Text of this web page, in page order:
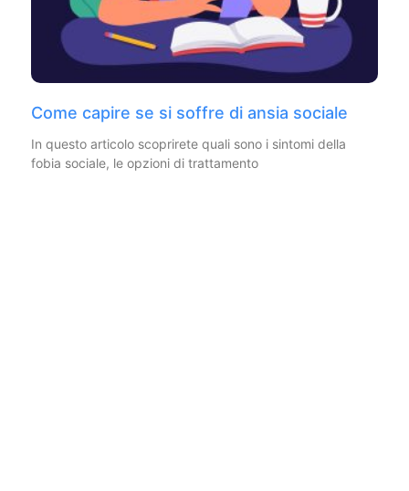
Come capire se si soffre di ansia sociale
In questo articolo scoprirete quali sono i sintomi della
fobia sociale, le opzioni di trattamento